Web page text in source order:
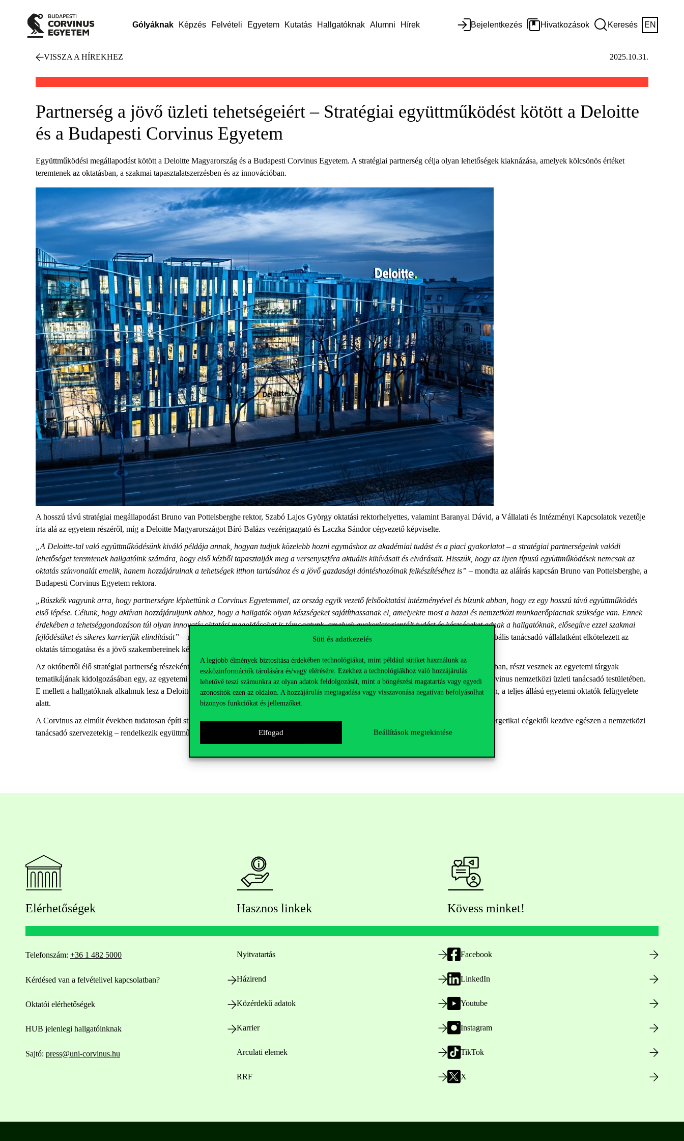
Süti és adatkezelés
A legjobb élmények biztosítása érdekében technológiákat, mint például sütiket használunk az
eszközinformációk tárolására és/vagy elérésére. Ezekhez a technológiákhoz való hozzájárulás
lehetővé teszi számunkra az olyan adatok feldolgozását, mint a böngészési magatartás vagy egyedi
azonosítók ezen az oldalon. A hozzájárulás megtagadása vagy visszavonása negatívan befolyásolhat
bizonyos funkciókat és jellemzőket.
Elfogad Beállítások megtekintése
Gólyáknak Képzés Felvételi Egyetem Kutatás Hallgatóknak Alumni Hírek Bejelentkezés Hivatkozások Keresés EN
VISSZA A HÍREKHEZ 2025.10.31.
Partnerség a jövő üzleti tehetségeiért – Stratégiai együttműködést kötött a Deloitte
és a Budapesti Corvinus Egyetem
Együttműködési megállapodást kötött a Deloitte Magyarország és a Budapesti Corvinus Egyetem. A stratégiai partnerség célja olyan lehetőségek kiaknázása, amelyek kölcsönös értéket
teremtenek az oktatásban, a szakmai tapasztalatszerzésben és az innovációban.
A hosszú távú stratégiai megállapodást Bruno van Pottelsberghe rektor, Szabó Lajos György oktatási rektorhelyettes, valamint Baranyai Dávid, a Vállalati és Intézményi Kapcsolatok vezetője
írta alá az egyetem részéről, míg a Deloitte Magyarországot Bíró Balázs vezérigazgató és Laczka Sándor cégvezető képviselte.
„A Deloitte-tal való együttműködésünk kiváló példája annak, hogyan tudjuk közelebb hozni egymáshoz az akadémiai tudást és a piaci gyakorlatot – a stratégiai partnerségeink valódi
lehetőséget teremtenek hallgatóink számára, hogy első kézből tapasztalják meg a versenyszféra aktuális kihívásait és elvárásait. Hisszük, hogy az ilyen típusú együttműködések nemcsak az
oktatás színvonalát emelik, hanem hozzájárulnak a tehetségek itthon tartásához és a jövő gazdasági döntéshozóinak felkészítéséhez is” – mondta az aláírás kapcsán Bruno van Pottelsberghe, a
Budapesti Corvinus Egyetem rektora.
„Büszkék vagyunk arra, hogy partnerségre léphettünk a Corvinus Egyetemmel, az ország egyik vezető felsőoktatási intézményével és bízunk abban, hogy ez egy hosszú távú együttműködés
első lépése. Célunk, hogy aktívan hozzájáruljunk ahhoz, hogy a hallgatók olyan készségeket sajátíthassanak el, amelyekre most a hazai és nemzetközi munkaerőpiacnak szüksége van. Ennek
érdekében a tehetséggondozáson túl olyan innovatív oktatási megoldásokat is támogatunk, amelyek gyakorlatorientált tudást és készségeket adnak a hallgatóknak, elősegítve ezzel szakmai
fejlődésüket és sikeres karrierjük elindítását” – mondta Bíró Balázs, a Magyarország vezérigazgatója és hozzátette, hogy a
globális tanácsadó vállalatként elkötelezett az
oktatás támogatása és a jövő szakembereinek képzése mellett, világszerte számos egyetemmel ápol szoros együttműködést.
Az októbertől élő stratégiai partnerség részeként többek között a Deloittetanácsadói vendégelőadásokat tartanak a Corvinus képzési programjaiban, részt vesznek az egyetemi tárgyak
tematikájának kidolgozásában egy, az egyetemi szakfelelős ökszámára releváns tudásterületjavasolásával, valamint képviseltetik magukat a Corvinus nemzetközi üzleti tanácsadó testületében.
E mellett a hallgatóknak alkalmuk lesz a Deloitte-tólérkező valós vállalati problémák megoldásában is részt venni, gyakorlati projektmunkákban, a teljes állású egyetemi oktatók felügyelete
alatt.
A Corvinus az elmúlt években tudatosan építi stratégiai partnereinek hálózatát, és mára közel húsz vezető vállalattal – a bankszektortól és az energetikai cégektől kezdve egészen a nemzetközi
tanácsadó szervezetekig – rendelkezik együttműködési megállapodással.
Elérhetőségek
Telefonszám: +36 1 482 5000
Kérdésed van a felvételivel kapcsolatban?
Oktatói elérhetőségek
HUB jelenlegi hallgatóinknak
Sajtó: press@uni-corvinus.hu
Hasznos linkek
Nyitvatartás
Házirend
Közérdekű adatok
Karrier
Arculati elemek
RRF
Kövess minket!
Facebook
LinkedIn
Youtube
Instagram
TikTok
X